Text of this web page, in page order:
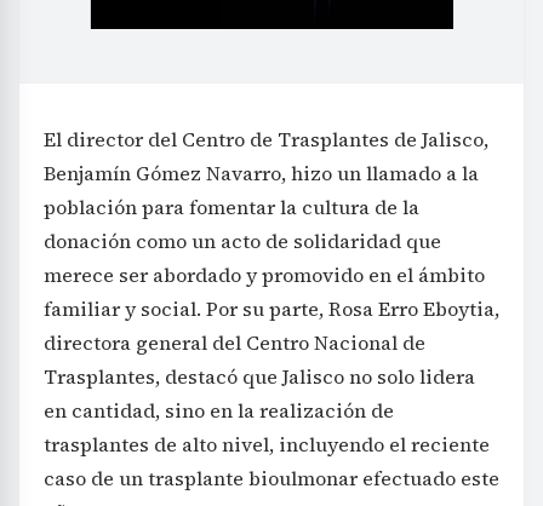
El director del Centro de Trasplantes de Jalisco,
Benjamín Gómez Navarro, hizo un llamado a la
población para fomentar la cultura de la
donación como un acto de solidaridad que
merece ser abordado y promovido en el ámbito
familiar y social. Por su parte, Rosa Erro Eboytia,
directora general del Centro Nacional de
Trasplantes, destacó que Jalisco no solo lidera
en cantidad, sino en la realización de
trasplantes de alto nivel, incluyendo el reciente
caso de un trasplante bioulmonar efectuado este